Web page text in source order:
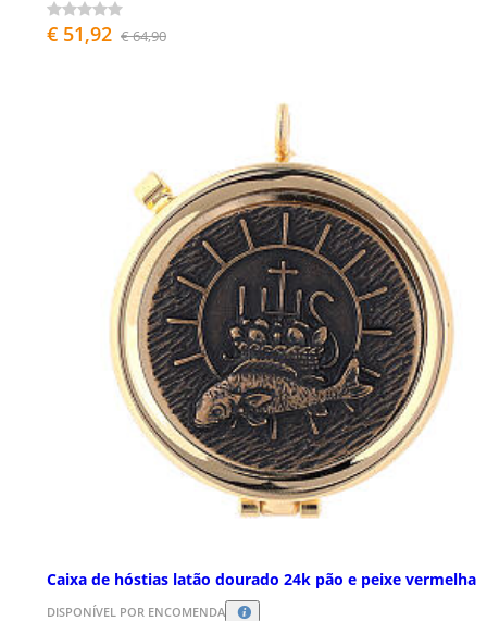
€ 51,92 € 64,90
Caixa de hóstias latão dourado 24k pão e peixe vermelha
DISPONÍVEL POR ENCOMENDA